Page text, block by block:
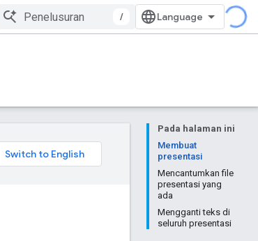
/
Pada halaman ini
Membuat
presentasi
Mencantumkan file
presentasi yang
ada
Mengganti teks di
seluruh presentasi